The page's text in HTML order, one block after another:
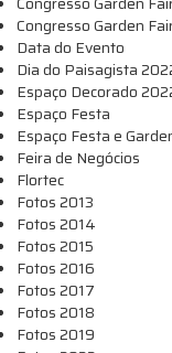
Congresso Garden
Data do Evento
Dia do Paisagista
Espaço Decorado
Espaço Festa
Espaço Festa e
Feira de Negócios
Flortec
Fotos 2013
Fotos 2014
Fotos 2015
Fotos 2016
Fotos 2017
Fotos 2018
Fotos 2019